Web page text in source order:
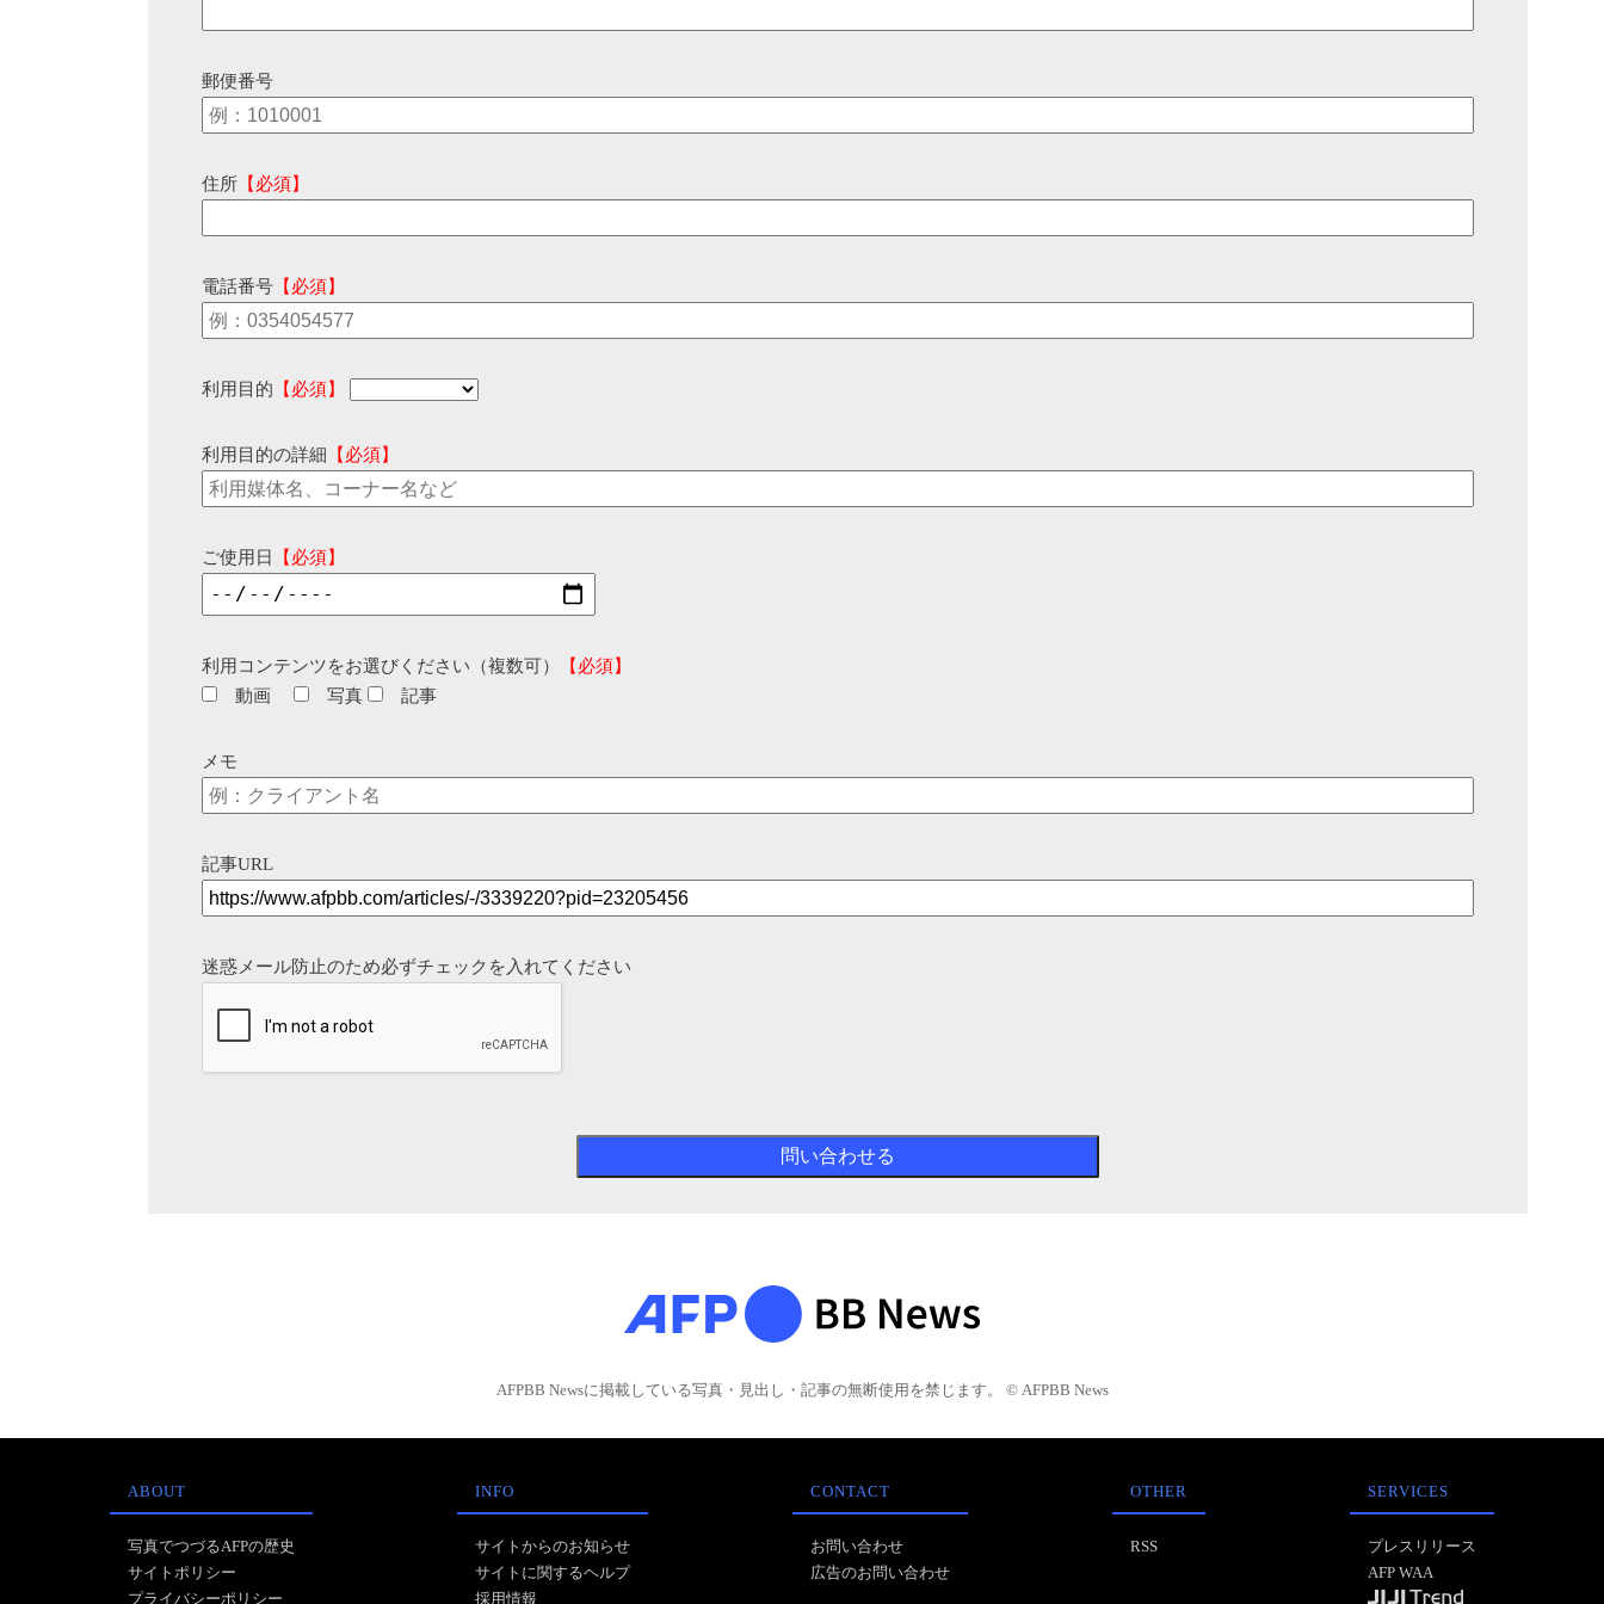
郵便番号
住所 【必須】
電話番号 【必須】
利用目的 【必須】
利用目的の詳細 【必須】
ご使用日 【必須】
利用コンテンツをお選びください（複数可）
【必須】
動画
写真 記事
メモ
記事URL
迷惑メール防止のため必ずチェックを入れてください
AFPBB Newsに掲載している写真・見出し・記事の無断使用を禁じます。 © AFPBB News
ABOUT
写真でつづるAFPの歴史
サイトポリシー
プライバシーポリシー
INFO
サイトからのお知らせ
サイトに関するヘルプ
採用情報
CONTACT
お問い合わせ
広告のお問い合わせ
OTHER
RSS
SERVICES
プレスリリース
AFP WAA